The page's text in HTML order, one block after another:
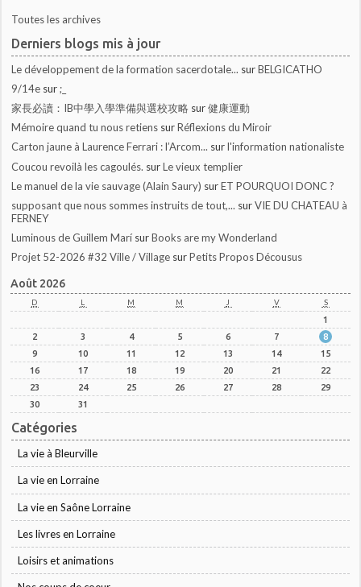
Toutes les archives
Derniers blogs mis à jour
Le développement de la formation sacerdotale... surBELGICATHO
9/14e sur;_
家長必讀：IB中學入學準備與選校攻略 sur健康運動
Mémoire quand tu nous retiens surRéflexions du Miroir
Carton jaune à Laurence Ferrari : l’Arcom... surl'information nationaliste
Coucou revoilà les cagoulés. surLe vieux templier
Le manuel de la vie sauvage (Alain Saury) surET POURQUOI DONC ?
supposant que nous sommes instruits de tout,... surVIE DU CHATEAU à
FERNEY
Luminous de Guillem Marí surBooks are my Wonderland
Projet 52-2026 #32 Ville / Village surPetits Propos Décousus
Août 2026
D L M M J V S
1
2
3 4 5 6 7
8
9
10 11 12 13 14
15
16
17 18 19 20 21
22
23
24 25 26 27 28
29
30
31
Catégories
La vie à Bleurville
La vie en Lorraine
La vie en Saône Lorraine
Les livres en Lorraine
Loisirs et animations